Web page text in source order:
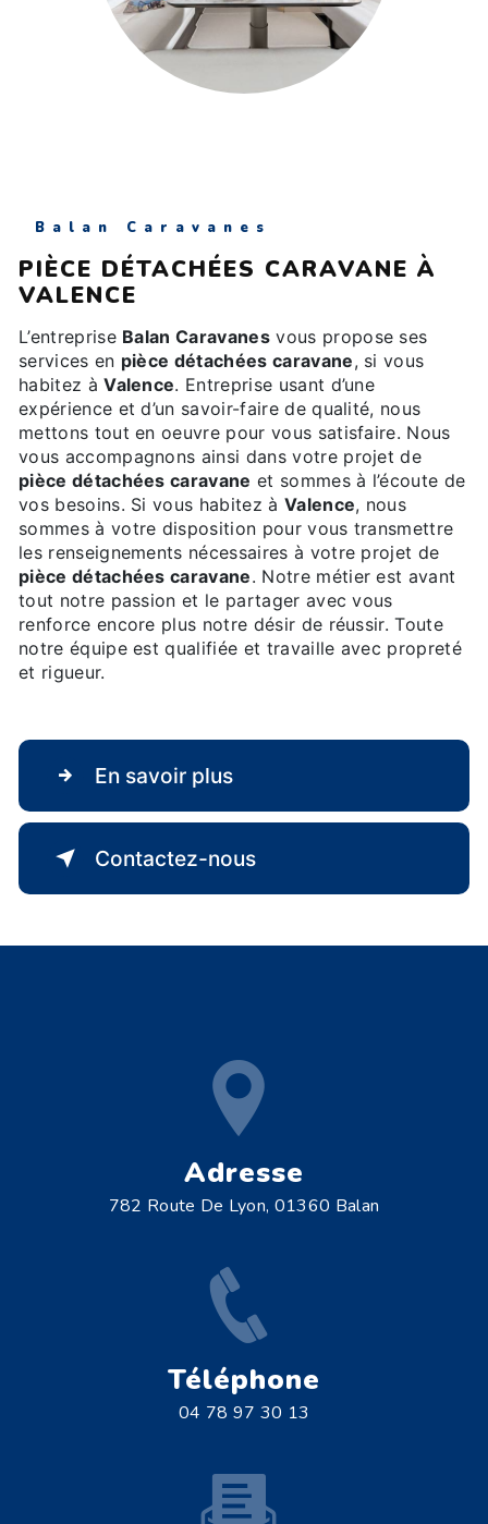
Balan Caravanes
PIÈCE DÉTACHÉES CARAVANE À
VALENCE
L’entreprise Balan Caravanesvous propose ses
services en pièce détachées caravane, si vous
habitez àValence. Entreprise usant d’une
expérience et d’un savoir-faire de qualité, nous
mettons tout en oeuvre pour vous satisfaire. Nous
vous accompagnons ainsi dans votre projet de
pièce détachées caravane et sommes à l’écoute de
vos besoins. Si vous habitez à Valence, nous
sommes à votre disposition pour vous transmettre
les renseignements nécessaires à votre projet de
pièce détachées caravane. Notre métier est avant
tout notre passion et le partager avec vous
renforce encore plus notre désir de réussir. Toute
notre équipe est qualifiée et travaille avec propreté
et rigueur.
En savoir plus
Contactez-nous
Adresse
782 Route De Lyon, 01360 Balan
Téléphone
04 78 97 30 13